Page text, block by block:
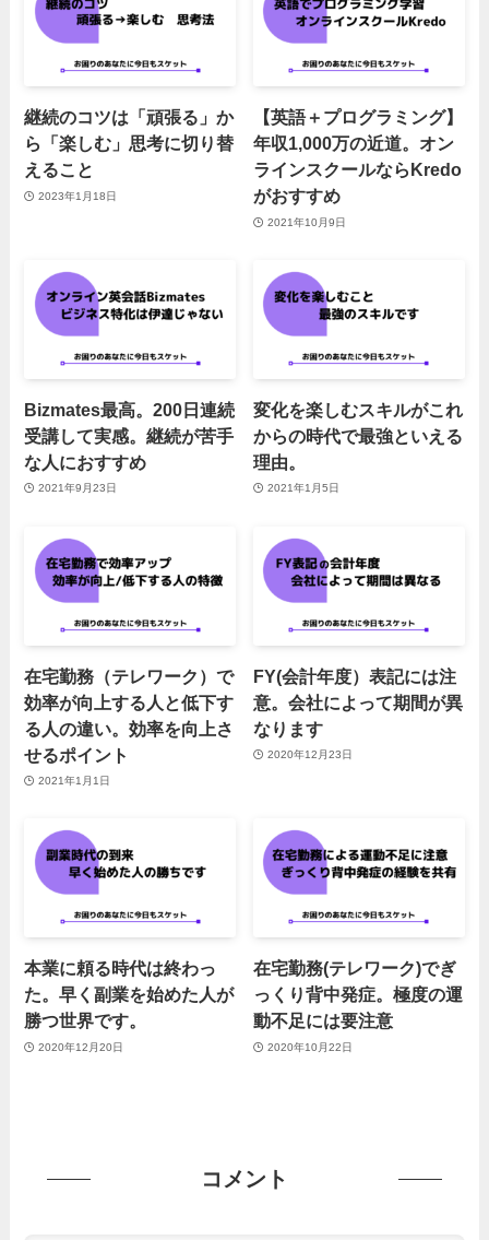
継続のコツは「頑張る」か
ら「楽しむ」思考に切り替
えること
2023年1月18日
【英語＋プログラミング】
年収1,000万の近道。オン
ラインスクールならKredo
がおすすめ
2021年10月9日
Bizmates最高。200日連続
受講して実感。継続が苦手
な人におすすめ
2021年9月23日
変化を楽しむスキルがこれ
からの時代で最強といえる
理由。
2021年1月5日
在宅勤務（テレワーク）で
効率が向上する人と低下す
る人の違い。効率を向上さ
せるポイント
2021年1月1日
FY(会計年度）表記には注
意。会社によって期間が異
なります
2020年12月23日
本業に頼る時代は終わっ
た。早く副業を始めた人が
勝つ世界です。
2020年12月20日
在宅勤務(テレワーク)でぎ
っくり背中発症。極度の運
動不足には要注意
2020年10月22日
コメント